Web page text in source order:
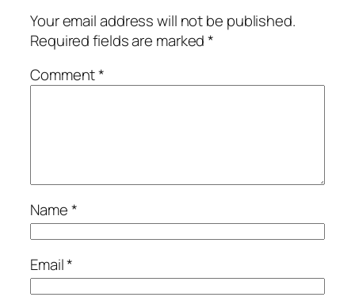
Your email address will not be published.
Required fields are marked*
Comment*
Name*
Email*